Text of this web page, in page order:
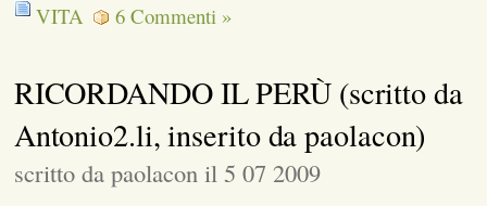
VITA 6 Commenti »
RICORDANDO IL PERÙ (scritto da
Antonio2.li, inserito da paolacon)
scritto da paolacon il 5 07 2009